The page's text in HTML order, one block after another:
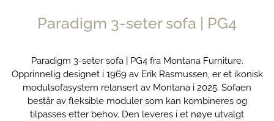
Paradigm 3-seter sofa | PG4
Paradigm 3-seter sofa | PG4 fra Montana Furniture.
Opprinnelig designet i 1969 av Erik Rasmussen, er et ikonisk
modulsofasystem relansert av Montana i 2025. Sofaen
består av fleksible moduler som kan kombineres og
tilpasses etter behov. Den leveres i et nøye utvalgt